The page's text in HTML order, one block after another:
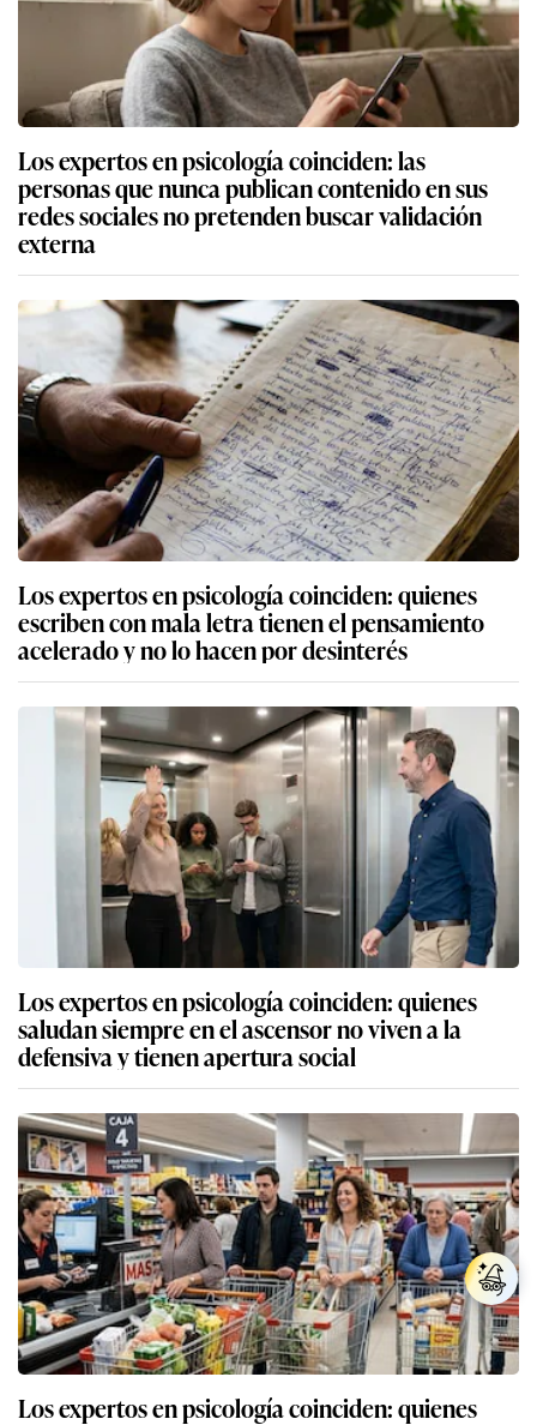
Los expertos en psicología coinciden: las
personas que nunca publican contenido en sus
redes sociales no pretenden buscar validación
externa
Los expertos en psicología coinciden: quienes
escriben con mala letra tienen el pensamiento
acelerado y no lo hacen por desinterés
Los expertos en psicología coinciden: quienes
saludan siempre en el ascensor no viven a la
defensiva y tienen apertura social
Los expertos en psicología coinciden: quienes